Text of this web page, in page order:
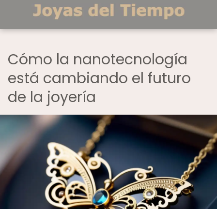
Cómo la nanotecnología
está cambiando el futuro
de la joyería